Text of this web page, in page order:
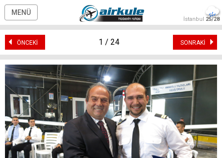
MENÜ
İstanbul 25/28
ÖNCEKİ SONRAKİ
1 / 24